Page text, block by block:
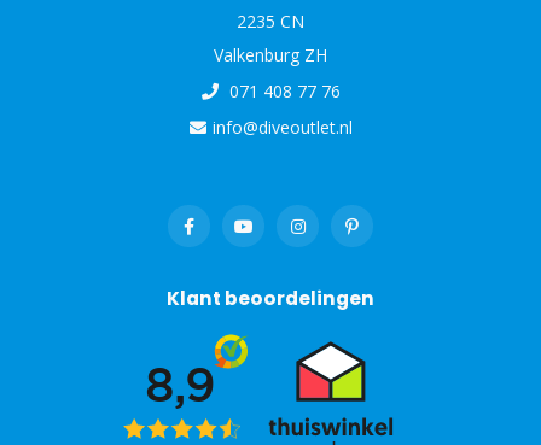
2235 CN
Valkenburg ZH
071 408 77 76
info@diveoutlet.nl
Klant beoordelingen